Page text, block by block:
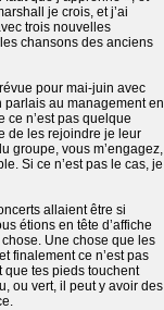
je crois, et j’ai
trois nouvelles
chansons des anciens
pour mai-juin avec
parlais au management en
ce n’est pas quelque
de les rejoindre je leur
groupe, vous m’engagez,
Si ce n’est pas le cas, je
allaient être si
étions en tête d’affiche
Une chose que les
finalement ce n’est pas
que tes pieds touchent
ou vert, il peut y avoir des